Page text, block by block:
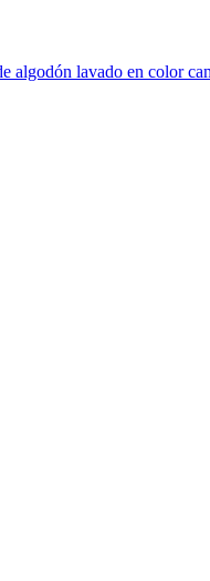
algodón lavado en color